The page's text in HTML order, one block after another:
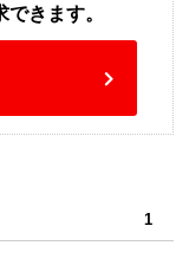
きます。
1